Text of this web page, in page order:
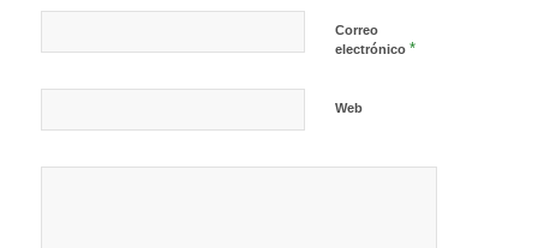
Correo
electrónico *
Web